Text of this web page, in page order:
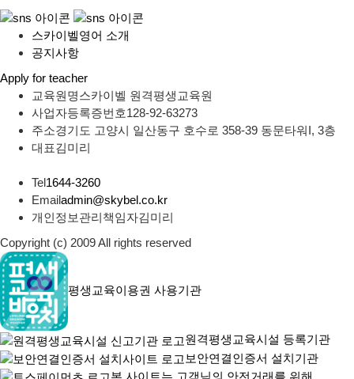
스카이벨영어 소개
공지사항
Apply for teacher
교육원명스카이벨 원격평생교육원
사업자등록증번호128-92-63273
주소경기도 고양시 일산동구 호수로 358-39 동문타워I, 3층
대표김미리
Tel 1644-3260
Emailadmin@skybel.co.kr
개인정보관리책임자김미리
Copyright (c) 2009 All rights reserved
평생교육이용권 사용기관
원격평생교육시설 등록기관
보안연결인증서 설치기관
본 사이트는 고객님의 안전거래를 위해